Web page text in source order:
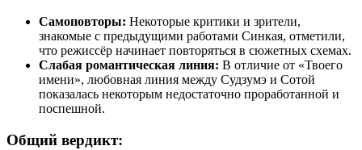
Самоповторы: Некоторые критики и зрители,
знакомые с предыдущими работами Синкая, отметили,
что режиссёр начинает повторяться в сюжетных схемах.
Слабая романтическая линия: В отличие от «Твоего
имени», любовная линия между Судзумэ и Сотой
показалась некоторым недостаточно проработанной и
поспешной.
Общий вердикт: